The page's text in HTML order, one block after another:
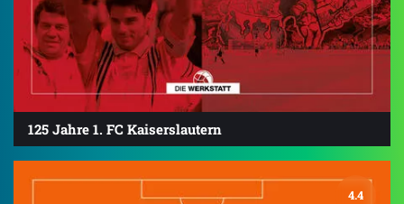
125 Jahre 1. FC Kaiserslautern
4.4